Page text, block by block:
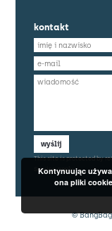
kontakt
wyślij
This site is protected by
Serviceapply.
©
Kontynuując
ona pliki